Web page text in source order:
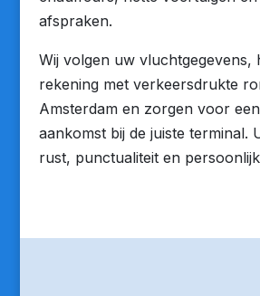
afspraken.
Wij volgen uw vluchtgegevens,
rekening met verkeersdrukte
Amsterdam en zorgen voor
aankomst bij de juiste terminal.
rust, punctualiteit en